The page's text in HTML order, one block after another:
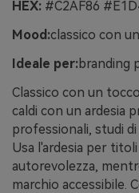
HEX: #C2AF86
Mood:classico con
Ideale per:branding
Classico con un
caldi con un ardesia
professionali, studi
Usa l'ardesia per
autorevolezza,
marchio accessibile.